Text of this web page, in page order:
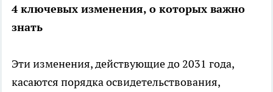
4 ключевых изменения, о которых важно
знать
Эти изменения, действующие до 2031 года,
касаются порядка освидетельствования,